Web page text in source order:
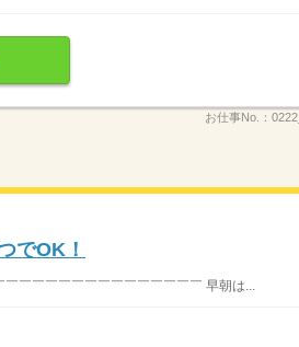
お仕事No.：
でOK！
￣￣￣￣￣￣￣￣￣￣￣￣￣￣ 早朝は...